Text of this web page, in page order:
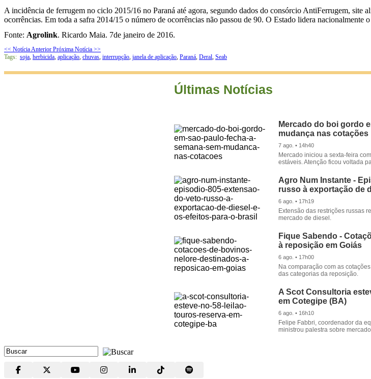
A incidência de ferrugem no ciclo 2015/16 no Paraná até agora, segundo dados do consórcio AntiFerrugem, site
ocorrências. Em toda a safra 2014/15 o número de ocorrências não passou de 90. O Estado lidera nacionalmente o
Fonte: Agrolink. Ricardo Maia. 7de janeiro de 2016.
<< Notícia Anterior Próxima Notícia >>
Tags: soja, herbicida, aplicação, chuvas, interrupção, janela de aplicação, Paraná, Deral, Seab
Últimas Notícias
Mercado do boi gordo
mudança nas cotações
7 ago. • 14h40
Mercado iniciou a sexta-feira
estáveis. Atenção ficou voltada
Agro Num Instante -
russo à exportação de
6 ago. • 17h19
Extensão das restrições russas
mercado de diesel.
Fique Sabendo -
à reposição em Goiás
6 ago. • 17h00
Na comparação com as
das categorias da reposição.
A Scot Consultoria
em Cotegipe (BA)
6 ago. • 16h10
Felipe Fabbri, coordenador da
ministrou palestra sobre